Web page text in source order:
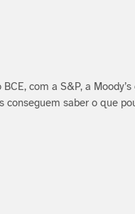
com a S&P, a
saber o que